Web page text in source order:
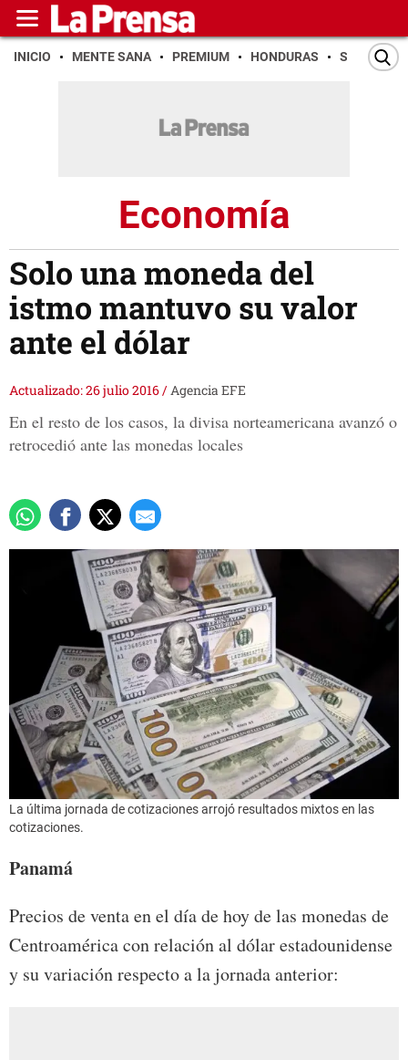
INICIO MENTE SANA PREMIUM HONDURAS SAN PEDRO
Economía
Solo una moneda del
istmo mantuvo su valor
ante el dólar
Actualizado: 26 julio 2016/Agencia EFE
En el resto de los casos, la divisa norteamericana avanzó o
retrocedió ante las monedas locales
La última jornada de cotizaciones arrojó resultados mixtos en las
cotizaciones.
Panamá
Precios de venta en el día de hoy de las monedas de
Centroamérica con relación al dólar estadounidense
y su variación respecto a la jornada anterior: